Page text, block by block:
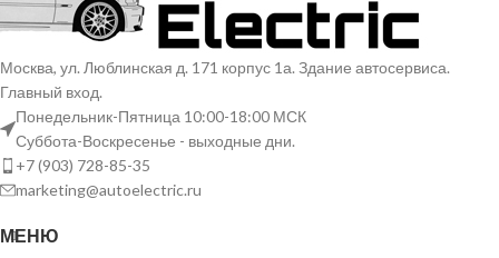
Москва, ул. Люблинская д. 171 корпус 1а. Здание автосервиса.
Главный вход.
Понедельник-Пятница 10:00-18:00 МСК
Суббота-Воскресенье - выходные дни.
+7 (903) 728-85-35
marketing@autoelectric.ru
МЕНЮ